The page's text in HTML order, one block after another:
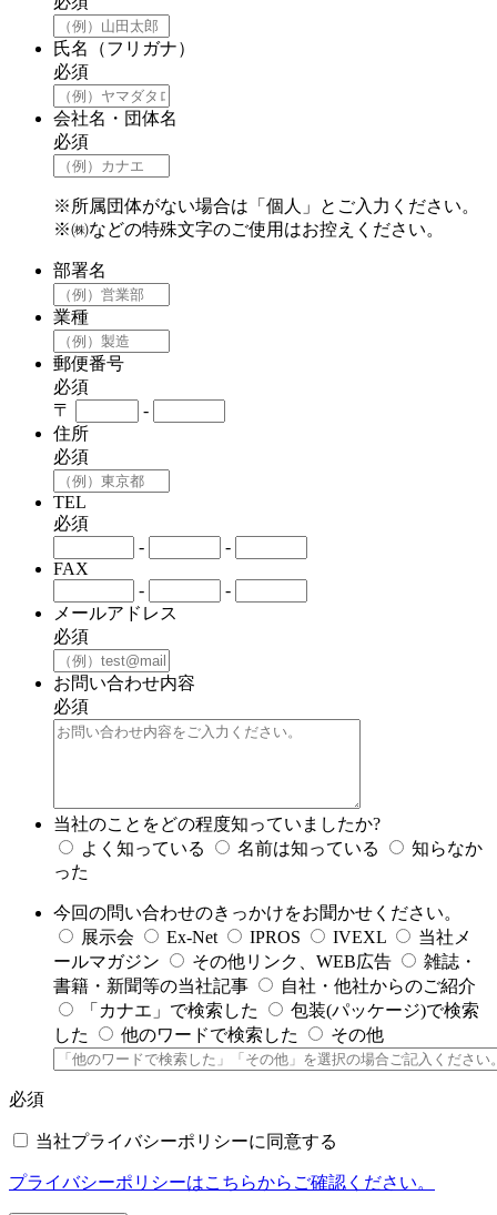
氏名（フリガナ）
必須
会社名・団体名
必須
※所属団体がない場合は「個人」とご入力ください。
※㈱などの特殊文字のご使用はお控えください。
部署名
業種
郵便番号
必須
〒
-
住所
必須
TEL
必須
-
-
FAX
-
-
メールアドレス
必須
お問い合わせ内容
必須
当社のことをどの程度知っていましたか?
よく知っている
名前は知っている
知らなか
った
今回の問い合わせのきっかけをお聞かせください。
展示会
Ex-Net IPROS IVEXL
当社メ
ールマガジン
その他リンク、WEB広告
雑誌・
書籍・新聞等の当社記事
自社・他社からのご紹介
「カナエ」で検索した
包装(パッケージ)で検索
した
他のワードで検索した その他
必須
当社プライバシーポリシーに同意する
プライバシーポリシーはこちらからご確認ください。